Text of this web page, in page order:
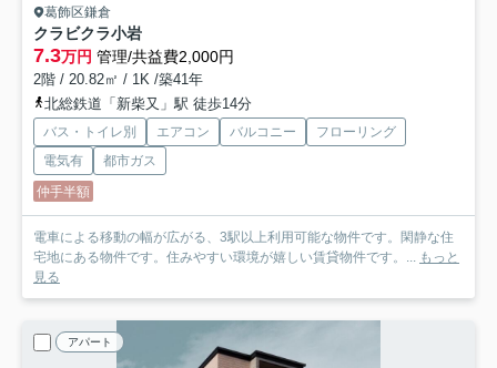
葛飾区鎌倉
クラビクラ小岩
7.3万円 管理/共益費2,000円
2階 / 20.82㎡ / 1K /築41年
北総鉄道「新柴又」駅 徒歩14分
バス・トイレ別 エアコン バルコニー
フローリング
電気有
都市ガス
仲手半額
電車による移動の幅が広がる、3駅以上利用可能な物件です。閑静な住
宅地にある物件です。住みやすい環境が嬉しい賃貸物件です。...
もっと
見る
アパート